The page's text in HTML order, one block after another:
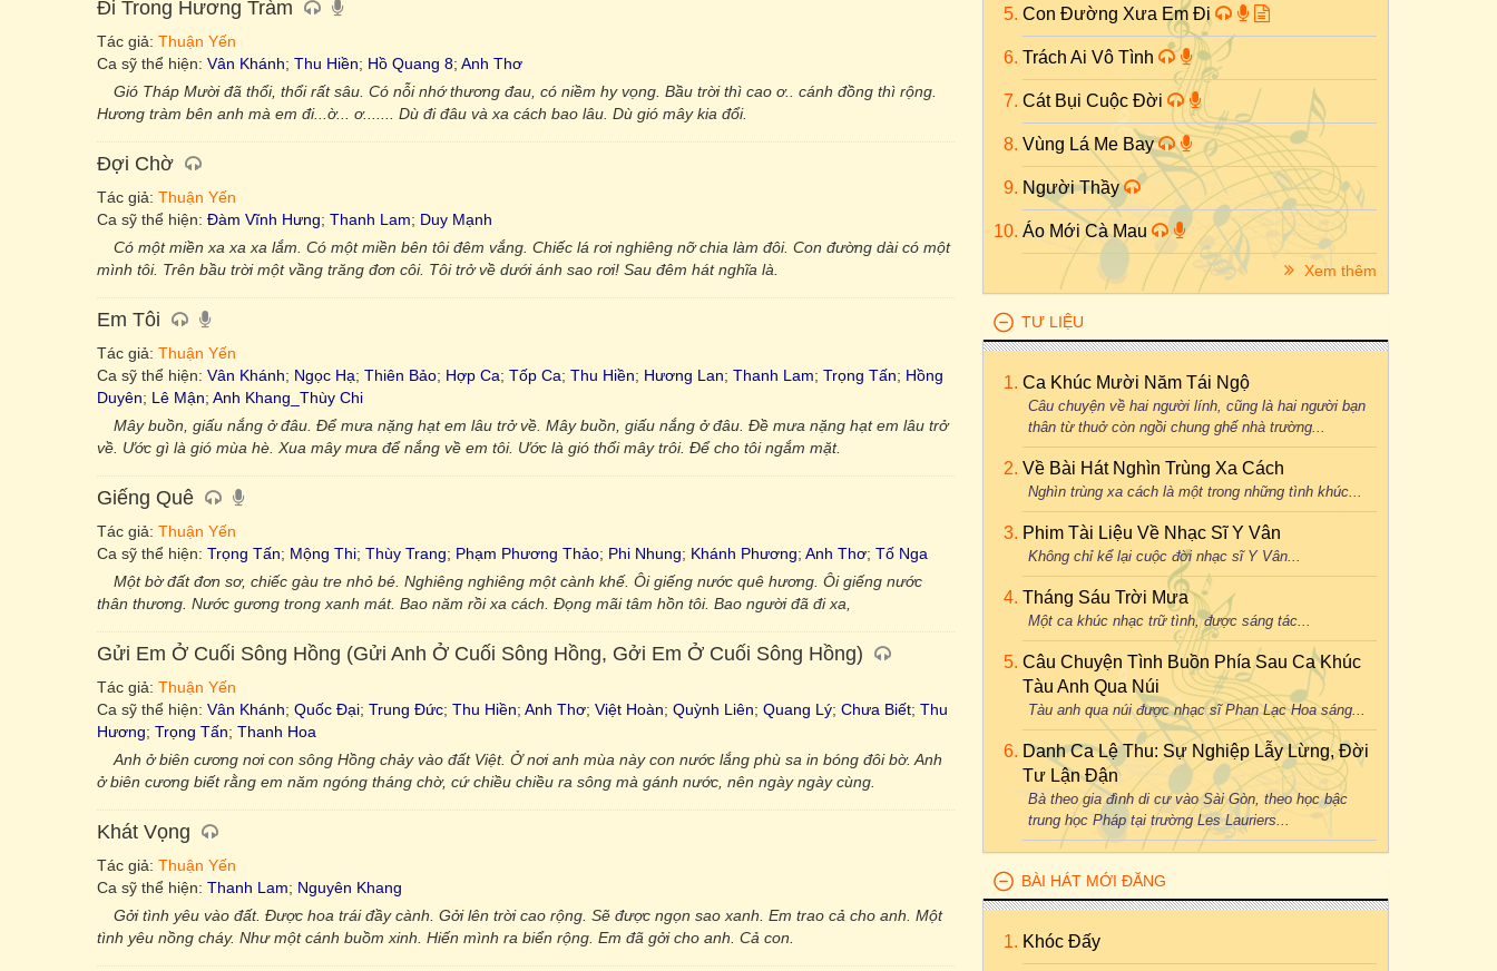
Đi Trong Hương Tràm
Tác giả: Thuận Yến
Ca sỹ thể hiện: Vân Khánh; Thu Hiền; Hồ Quang 8; Anh Thơ
Gió Tháp Mười đã thổi, thổi rất sâu. Có nỗi nhớ thương đau, có niềm hy vọng. Bầu trời thì cao ơ.. cánh đồng thì rộng.
Hương tràm bên anh mà em đi...ờ... ơ....... Dù đi đâu và xa cách bao lâu. Dù gió mây kia đổi.
Đợi Chờ
Tác giả: Thuận Yến
Ca sỹ thể hiện: Đàm Vĩnh Hưng; Thanh Lam; Duy Mạnh
Có một miền xa xa xa lắm. Có một miền bên tôi đêm vắng. Chiếc lá rơi nghiêng nỡ chia làm đôi. Con đường dài có một
mình tôi. Trên bầu trời một vầng trăng đơn côi. Tôi trở về dưới ánh sao rơi! Sau đêm hát nghĩa là.
Em Tôi
Tác giả: Thuận Yến
Ca sỹ thể hiện: Vân Khánh; Ngọc Hạ; Thiên Bảo; Hợp Ca; Tốp Ca; Thu Hiền; Hương Lan; Thanh Lam; Trọng Tấn; Hồng
Duyên; Lê Mận; Anh Khang_Thùy Chi
Mây buồn, giấu nắng ở đâu. Để mưa nặng hạt em lâu trở về. Mây buồn, giấu nắng ở đâu. Đề mưa nặng hạt em lâu trở
về. Ước gì là gió mùa hè. Xua mây mưa để nắng về em tôi. Ước là gió thổi mây trôi. Để cho tôi ngắm mặt.
Giếng Quê
Tác giả: Thuận Yến
Ca sỹ thể hiện: Trọng Tấn; Mộng Thi; Thùy Trang; Phạm Phương Thảo; Phi Nhung; Khánh Phương; Anh Thơ; Tố Nga
Một bờ đất đơn sơ, chiếc gàu tre nhỏ bé. Nghiêng nghiêng một cành khế. Ôi giếng nước quê hương. Ôi giếng nước
thân thương. Nước gương trong xanh mát. Bao năm rồi xa cách. Đọng mãi tâm hồn tôi. Bao người đã đi xa,
Gửi Em Ở Cuối Sông Hồng (Gửi Anh Ở Cuối Sông Hồng, Gởi Em Ở Cuối Sông Hồng)
Tác giả: Thuận Yến
Ca sỹ thể hiện: Vân Khánh; Quốc Đại; Trung Đức; Thu Hiền; Anh Thơ; Việt Hoàn; Quỳnh Liên; Quang Lý; Chưa Biết; Thu
Hương; Trọng Tấn; Thanh Hoa
Anh ở biên cương nơi con sông Hồng chảy vào đất Việt. Ở nơi anh mùa này con nước lắng phù sa in bóng đôi bờ. Anh
ở biên cương biết rằng em năm ngóng tháng chờ, cứ chiều chiều ra sông mà gánh nước, nên ngày ngày cùng.
Khát Vọng
Tác giả: Thuận Yến
Ca sỹ thể hiện: Thanh Lam; Nguyên Khang
Gởi tình yêu vào đất. Được hoa trái đầy cành. Gởi lên trời cao rộng. Sẽ được ngọn sao xanh. Em trao cả cho anh. Một
tình yêu nồng cháy. Như một cánh buồm xinh. Hiến mình ra biển rộng. Em đã gởi cho anh. Cả con.
Con Đường Xưa Em Đi
Trách Ai Vô Tình
Cát Bụi Cuộc Đời
Vùng Lá Me Bay
Người Thầy
Áo Mới Cà Mau
Xem thêm
TƯ LIỆU
Ca Khúc Mười Năm Tái Ngộ
Câu chuyện về hai người lính, cũng là hai người bạn
thân từ thuở còn ngồi chung ghế nhà trường...
Về Bài Hát Nghìn Trùng Xa Cách
Nghìn trùng xa cách là một trong những tình khúc...
Phim Tài Liệu Về Nhạc Sĩ Y Vân
Không chỉ kể lại cuộc đời nhạc sĩ Y Vân...
Tháng Sáu Trời Mưa
Một ca khúc nhạc trữ tình, được sáng tác...
Câu Chuyện Tình Buồn Phía Sau Ca Khúc
Tàu Anh Qua Núi
Tàu anh qua núi được nhạc sĩ Phan Lạc Hoa sáng...
Danh Ca Lệ Thu: Sự Nghiệp Lẫy Lừng, Đời
Tư Lận Đận
Bà theo gia đình di cư vào Sài Gòn, theo học bậc
trung học Pháp tại trường Les Lauriers...
BÀI HÁT MỚI ĐĂNG
Khóc Đấy